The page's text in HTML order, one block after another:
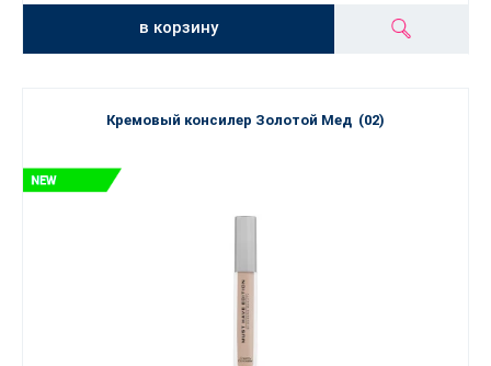
в корзину
Кремовый консилер Золотой Мед (02)